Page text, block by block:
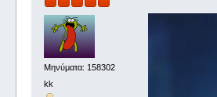
Μηνύματα: 158302
kk